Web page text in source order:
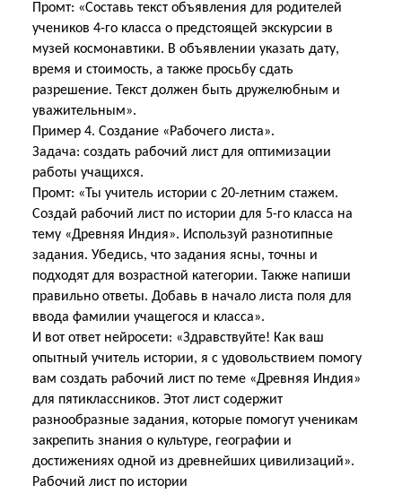
Промт: «Составь текст объявления для родителей
учеников 4-го класса о предстоящей экскурсии в
музей космонавтики. В объявлении указать дату,
время и стоимость, а также просьбу сдать
разрешение. Текст должен быть дружелюбным и
уважительным».
Пример 4. Создание «Рабочего листа».
Задача: создать рабочий лист для оптимизации
работы учащихся.
Промт: «Ты учитель истории с 20-летним стажем.
Создай рабочий лист по истории для 5-го класса на
тему «Древняя Индия». Используй разнотипные
задания. Убедись, что задания ясны, точны и
подходят для возрастной категории. Также напиши
правильно ответы. Добавь в начало листа поля для
ввода фамилии учащегося и класса».
И вот ответ нейросети: «Здравствуйте! Как ваш
опытный учитель истории, я с удовольствием помогу
вам создать рабочий лист по теме «Древняя Индия»
для пятиклассников. Этот лист содержит
разнообразные задания, которые помогут ученикам
закрепить знания о культуре, географии и
достижениях одной из древнейших цивилизаций».
Рабочий лист по истории